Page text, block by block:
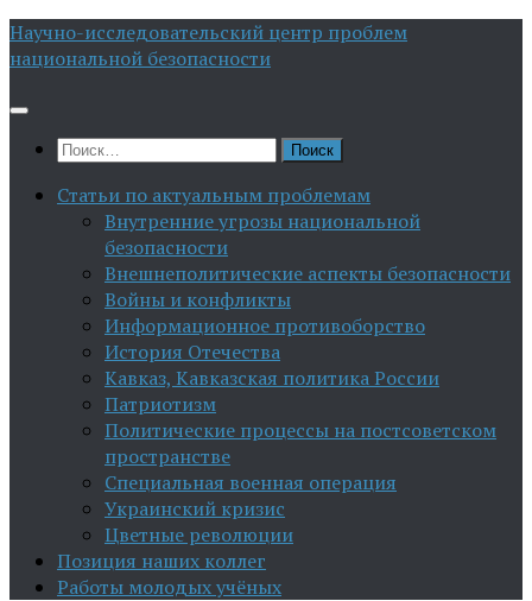
Перейти
к
Научно-исследовательский центр проблем
национальной безопасности
Найти:
Статьи по актуальным проблемам
Внутренние угрозы национальной
безопасности
Внешнеполитические аспекты безопасности
Войны и конфликты
Информационное противоборство
История Отечества
Кавказ, Кавказская политика России
Патриотизм
Политические процессы на постсоветском
пространстве
Специальная военная операция
Украинский кризис
Цветные революции
Позиция наших коллег
Работы молодых учёных